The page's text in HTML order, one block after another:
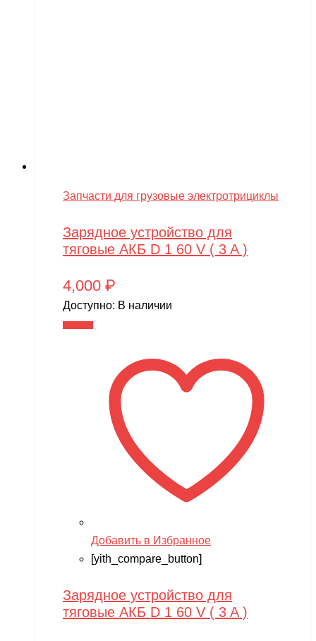
Запчасти для грузовые электротрициклы
Зарядное устройство для
тяговые АКБ D 1 60 V ( 3 A )
4,000 ₽
Доступно: В наличии
Добавить в Избранное
[yith_compare_button]
Зарядное устройство для
тяговые АКБ D 1 60 V ( 3 A )